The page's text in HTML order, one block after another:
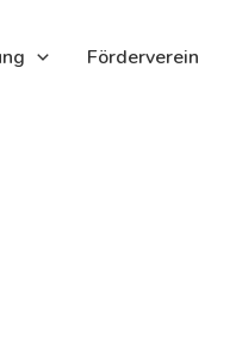
Förderverein